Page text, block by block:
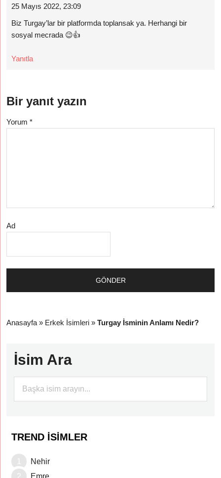
25 Mayıs 2022, 23:09
Biz Turgay’lar bir platformda toplansak ya. Herhangi bir
sosyal mecrada 😉👍
Yanıtla
Bir yanıt yazın
Yorum*
Ad
Anasayfa » Erkek İsimleri »Turgay İsminin Anlamı Nedir?
İsim Ara
TREND İSIMLER
Nehir
Emre